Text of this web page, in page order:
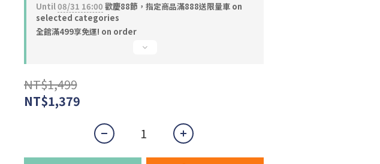
Until08/31 16:00 歡慶88節，指定商品滿888送限量車 on
selected categories
全館滿499享免運! on order
NT$1,499
NT$1,379